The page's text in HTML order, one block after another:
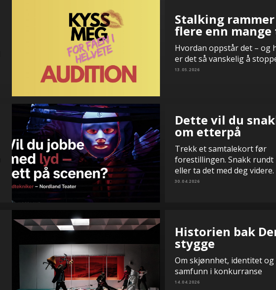
Stalking rammer
flere enn
Hvordan oppstår det – og
er det så vanskelig å
13.05.2026
Dette vil du
om etterpå
Trekk et samtalekort før
forestillingen. Snakk rundt
eller ta det med deg videre.
30.04.2026
Historien bak
stygge
Om skjønnhet, identitet og
samfunn i konkurranse
14.04.2026